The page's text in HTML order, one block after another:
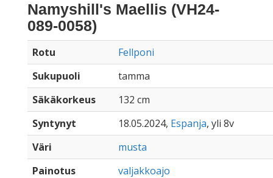
Namyshill's Maellis (VH24-
089-0058)
Rotu
Fellponi
Sukupuoli
tamma
Säkäkorkeus
132 cm
Syntynyt
18.05.2024, Espanja, yli 8v
Väri
musta
Painotus
valjakkoajo